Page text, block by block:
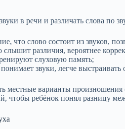
в речи и различать слова по
слово состоит из звуков,
различия, вероятнее
слуховую память;
звуки, легче
местные варианты
чтобы ребёнок понял разницу